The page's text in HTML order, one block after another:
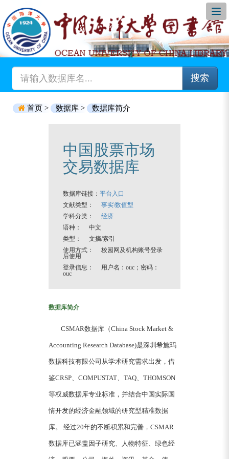
搜索
首页 > 数据库 > 数据库简介
中国股票市场
交易数据库
数据库链接： 平台入口
文献类型： 事实\数值型
学科分类： 经济
语种： 中文
类型： 文摘/索引
使用方式： 校园网及机构账号登录
后使用
登录信息： 用户名：ouc；密码：
ouc
数据库简介
CSMAR数据库（China Stock Market &
Accounting Research Database)是深圳希施玛
数据科技有限公司从学术研究需求出发，借
鉴CRSP、COMPUSTAT、TAQ、THOMSON
等权威数据库专业标准，并结合中国实际国
情开发的经济金融领域的研究型精准数据
库。 经过20年的不断积累和完善，CSMAR
数据库已涵盖因子研究、人物特征、绿色经